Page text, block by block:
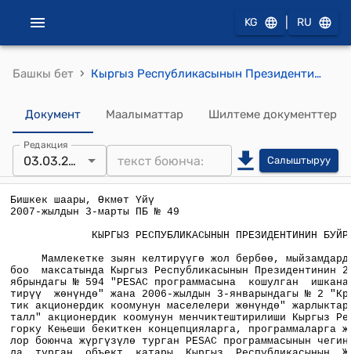
KG RU
Башкы бет › Кыргыз Республикасынын Президентинин 2007-жылдын 3-мартындагы № 49 "Кристалл" акционердик коомунун акцияларынын мамлекеттик пакетин мамлекеттик менчикти менчиктештирүү программасынын жана жол-жоболордун чегинен тышкары сатылып жаткандыгынын негиздериниликтөө үчүн төмөнкү курамдгы мамлекеттик комиссия түзүлүшү жөнүндө" Буйругу
Документ Маалыматтар Шилтеме документтер
Редакция
03.03.2007 Салыштыруу